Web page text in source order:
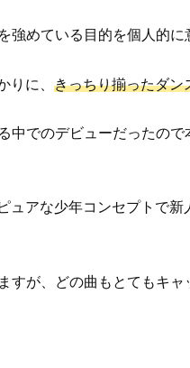
強めている目的を個人的に
りに、 きっちり揃ったダン
中でのデビューだったの
ュアな少年コンセプトで
すが、どの曲もとてもキ